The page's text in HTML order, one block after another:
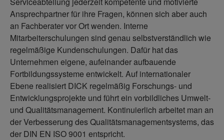
Ansprechpartner für ihre Fragen, können sich aber auch
an Fachberater vor Ort wenden. Interne
Mitarbeiterschulungen sind genau selbstverständlich wie
regelmäßige Kundenschulungen. Dafür hat das
Unternehmen eigene, aufeinander aufbauende
Fortbildungssysteme entwickelt. Auf internationaler
Ebene realisiert DICK regelmäßig Forschungs- und
Entwicklungsprojekte und führt ein vorbildliches Umwelt-
und Qualitätsmanagement. Kontinuierlich arbeitet man an
der Verbesserung des Qualitätsmanagementsystems, das
der DIN EN ISO 9001 entspricht.